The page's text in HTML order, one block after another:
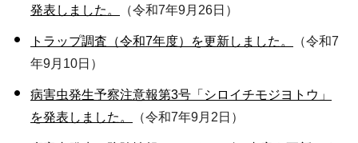
発表しました。
（令和7年9月26日）
トラップ調査（令和7年度）を更新しました。
（令和7
年9月10日）
病害虫発生予察注意報第3号「シロイチモジヨトウ」
を発表しました。
（令和7年9月2日）